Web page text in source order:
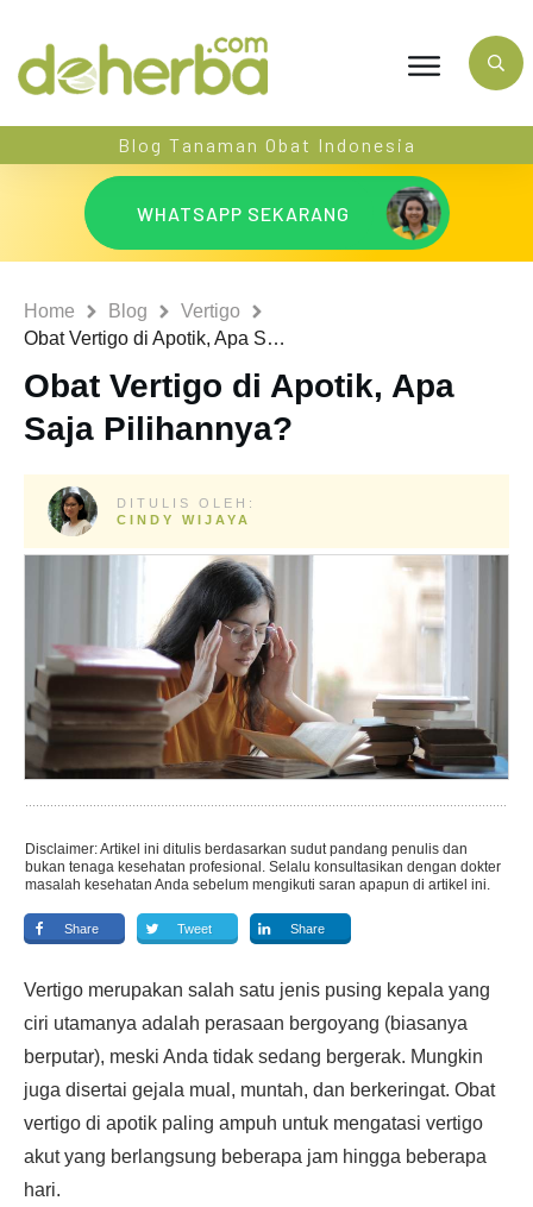
Blog Tanaman Obat Indonesia
WHATSAPP SEKARANG
Home Blog
Vertigo
Obat Vertigo di Apotik, Apa Saja Pilihannya?
Obat Vertigo di Apotik, Apa
Saja Pilihannya?
DITULIS OLEH:
CINDY WIJAYA
Disclaimer: Artikel ini ditulis berdasarkan sudut pandang penulis dan
bukan tenaga kesehatan profesional. Selalu konsultasikan dengan dokter
masalah kesehatan Anda sebelum mengikuti saran apapun di artikel ini.
Share Tweet Share
Vertigo merupakan salah satu jenis pusing kepala yang
ciri utamanya adalah perasaan bergoyang (biasanya
berputar), meski Anda tidak sedang bergerak. Mungkin
juga disertai gejala mual, muntah, dan berkeringat. Obat
vertigo di apotik paling ampuh untuk mengatasi vertigo
akut yang berlangsung beberapa jam hingga beberapa
hari.